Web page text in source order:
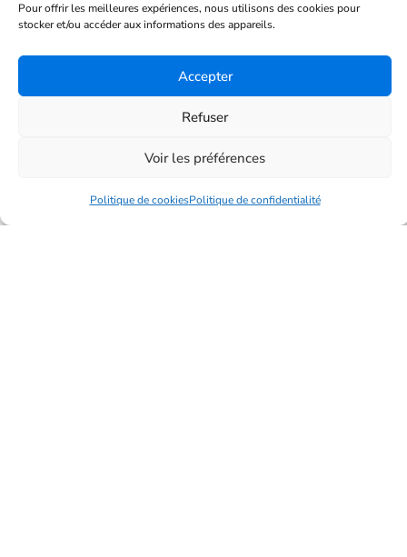
Pour offrir les meilleures expériences, nous utilisons des cookies pour
stocker et/ou accéder aux informations des appareils.
Accepter
Refuser
Voir les préférences
Politique de cookiesPolitique de confidentialité
du locataire et du propriétaire ?
LIRE PLUS »